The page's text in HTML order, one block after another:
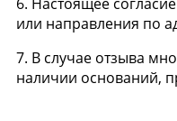
или направления по
7. В случае отзыва
наличии оснований,